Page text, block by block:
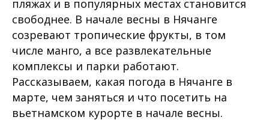
пляжах и в популярных местах становится
свободнее. В начале весны в Нячанге
созревают тропические фрукты, в том
числе манго, а все развлекательные
комплексы и парки работают.
Рассказываем, какая погода в Нячанге в
марте, чем заняться и что посетить на
вьетнамском курорте в начале весны.